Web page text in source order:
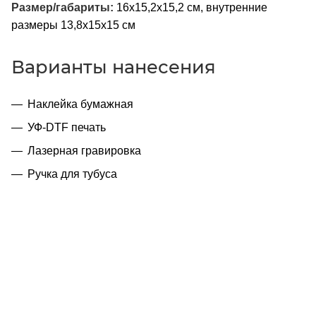
Размер/габариты: 16x15,2x15,2 см, внутренние
размеры 13,8x15x15 см
Варианты нанесения
Наклейка бумажная
УФ-DTF печать
Лазерная гравировка
Ручка для тубуса